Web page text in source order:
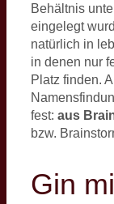
Behältnis
eingelegt
natürlich in
in denen nur
Platz finden.
fest: aus
bzw.
Gin